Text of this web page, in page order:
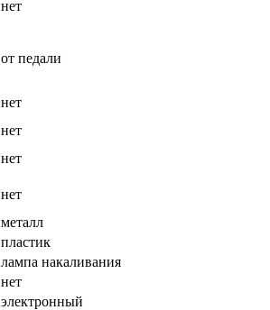
нет
от педали
нет
нет
нет
нет
металл
пластик
лампа накаливания
нет
электронный